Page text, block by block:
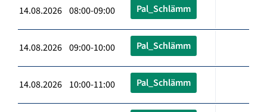
14.08.2026 08:00-09:00 Pal_Schlämm
14.08.2026 09:00-10:00 Pal_Schlämm
14.08.2026 10:00-11:00 Pal_Schlämm